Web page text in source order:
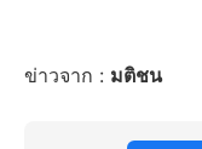
ข่าวจาก : มติชน